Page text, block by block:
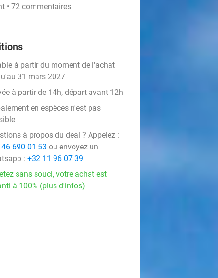
• 72 commentaires
à partir du moment de l'achat
31 mars 2027
à partir de 14h, départ avant 12h
en espèces n'est pas
à propos du deal ? Appelez :
690 01 53 ou envoyez un
: +32 11 96 07 39
sans souci, votre achat est
à 100% (plus d'infos)